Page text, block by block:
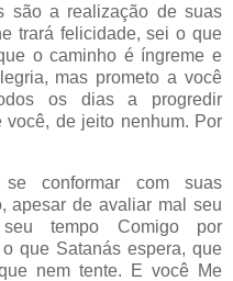
são a realização de suas
trará felicidade, sei o que
o caminho é íngreme e
mas prometo a você
os dias a progredir
você, de jeito nenhum. Por
conformar com suas
apesar de avaliar mal seu
seu tempo Comigo por
que Satanás espera, que
nem tente. E você Me